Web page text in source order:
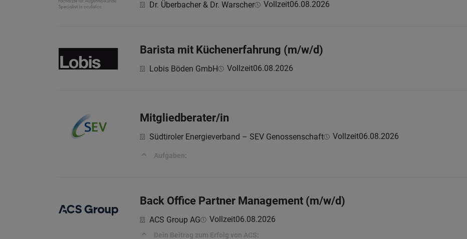
Dr. Überbacher & Dr. Warscher Vollzeit06.08.2026
Barista mit Küchenerfahrung (m/w/d)
Lobis Böden GmbH Vollzeit06.08.2026
Mitgliedberater/in
Südtiroler Energieverband – SEV Genossenschaft Vollzeit06.08.2026
Aufgaben:
Back Office Partner Management (m/w/d)
ACS Group AG Vollzeit06.08.2026
Dein Beitrag zum Erfolg von ACS: